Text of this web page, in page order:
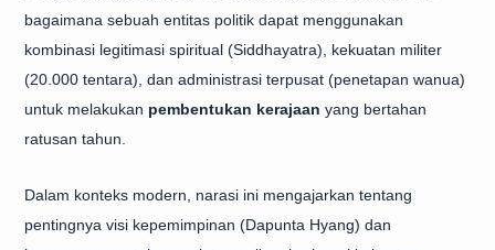
bagaimana sebuah entitas politik dapat menggunakan
kombinasi legitimasi spiritual (Siddhayatra), kekuatan militer
(20.000 tentara), dan administrasi terpusat (penetapan wanua)
untuk melakukan pembentukan kerajaan yang bertahan
ratusan tahun.
Dalam konteks modern, narasi ini mengajarkan tentang
pentingnya visi kepemimpinan (Dapunta Hyang) dan